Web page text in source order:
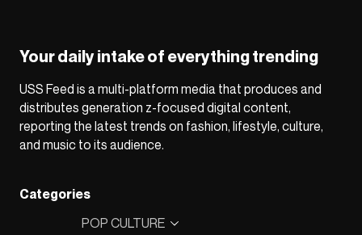
Your daily intake of everything trending
USS Feed is a multi-platform media that produces and
distributes generation z-focused digital content,
reporting the latest trends on fashion, lifestyle, culture,
and music to its audience.
Categories
POP CULTURE